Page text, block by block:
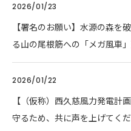
2026/01/23
【署名のお願い】水源の森を
る山の尾根筋への「メガ風車
2026/01/22
【（仮称）西久慈風力発電計
守るため、共に声を上げてくだ